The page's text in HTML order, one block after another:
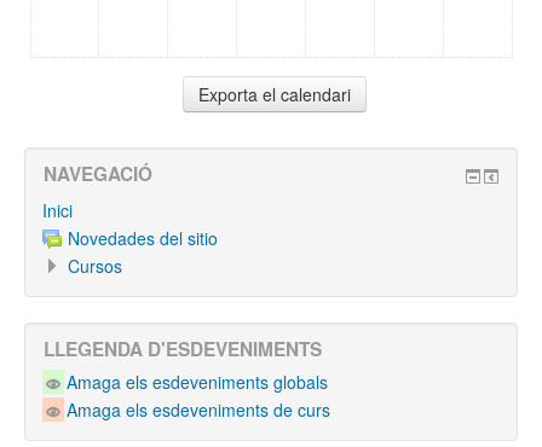
NAVEGACIÓ
Inici
Novedades del sitio
Cursos
LLEGENDA D'ESDEVENIMENTS
Amaga els esdeveniments globals
Amaga els esdeveniments de curs